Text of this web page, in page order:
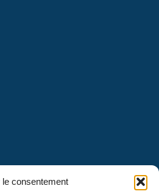
le consentement
institution privée de confession